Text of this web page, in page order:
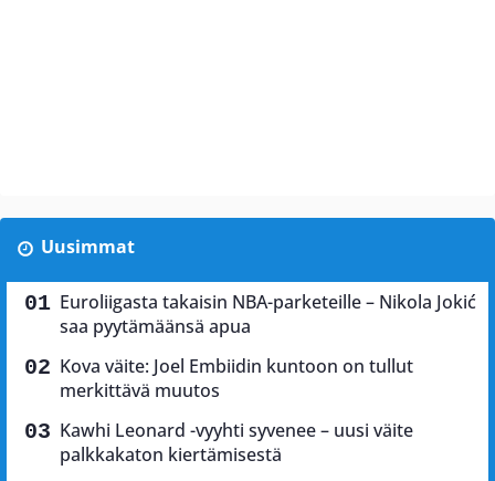
Uusimmat
Euroliigasta takaisin NBA-parketeille – Nikola Jokić
saa pyytämäänsä apua
Kova väite: Joel Embiidin kuntoon on tullut
merkittävä muutos
Kawhi Leonard -vyyhti syvenee – uusi väite
palkkakaton kiertämisestä